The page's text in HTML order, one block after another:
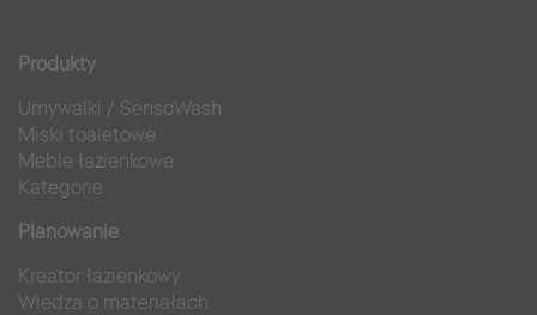
Produkty
Umywalki / SensoWash
Miski toaletowe
Meble łazienkowe
Kategorie
Planowanie
Kreator łazienkowy
Wiedza o materiałach